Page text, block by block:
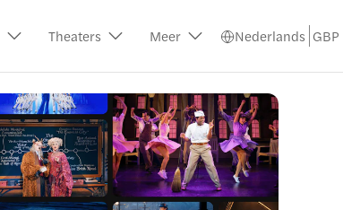
Theaters Meer Nederlands GBP